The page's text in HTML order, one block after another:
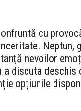
cu
Neptun,
nevoilor
a discuta deschis
opțiunile